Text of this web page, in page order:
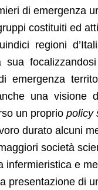
di emergenza
costituiti ed
regioni
sua
emergenza
una visione
un proprio policy
durato alcuni
società
infermieristica e
presentazione di